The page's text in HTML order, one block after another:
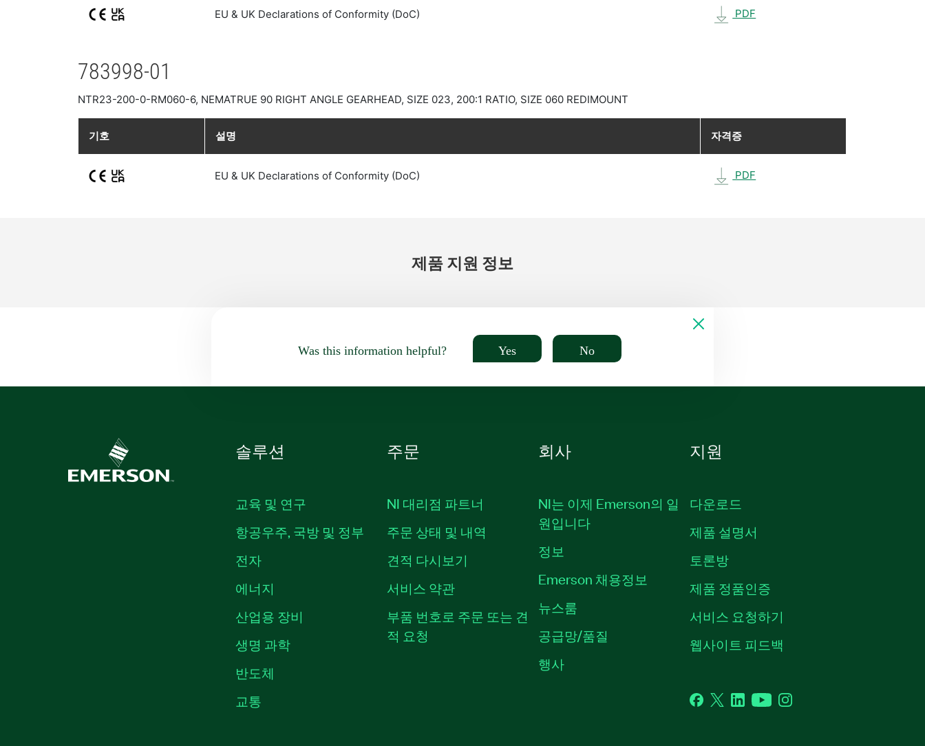
EU & UK Declarations of Conformity (DoC) PDF
783998-01
NTR23-200-0-RM060-6, NEMATRUE 90 RIGHT ANGLE GEARHEAD, SIZE 023, 200:1 RATIO, SIZE 060 REDIMOUNT
기호 설명 자격증
EU & UK Declarations of Conformity (DoC) PDF
제품 지원 정보
Was this information helpful? Yes No
솔루션
교육 및 연구
항공우주, 국방 및 정부
전자
에너지
산업용 장비
생명 과학
반도체
교통
주문
NI 대리점 파트너
주문 상태 및 내역
견적 다시보기
서비스 약관
부품 번호로 주문 또는 견
적 요청
회사
NI는 이제 Emerson의 일
원입니다
정보
Emerson 채용정보
뉴스룸
공급망/품질
행사
지원
다운로드
제품 설명서
토론방
제품 정품인증
서비스 요청하기
웹사이트 피드백
Facebook
TwitterLinkedInYouTubeInstagram